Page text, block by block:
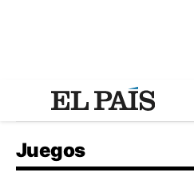
Juegos